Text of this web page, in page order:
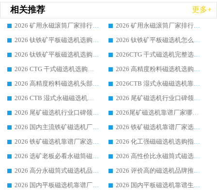
相关推荐 更多+
2026 矿用永磁滚筒厂家排行榜选购干货指南 行业口碑标杆华体会手机网页版-华体会(中国) 实力出众
2026 矿用永磁滚筒厂家排行榜选购指南，行业口碑领域强者华体会手机网页版-华体会(中国)
2026 钛铁矿平板磁选机选购全攻略 市场公认优质品牌厂家实力排行榜
2026 钛铁矿平板磁选机怎么选 靠谱生产企业实力排行榜选购参考攻略
2026 钛铁矿平板磁选机选购指南 行业口碑优选品牌生产企业实力排行榜
2026CTG 干式磁选机完整选购指南 行业口碑顶尖靠谱生产龙头厂家实力推荐
2026 CTG 干式磁选机选购指南|行业口碑靠谱生产厂家领域强者推荐
2026 高精度粉料磁选机选购全攻略 行业优质品牌华体会手机网页版-华体会(中国) 实力深度解析
2026 高精度粉料磁选机头部厂家选购指南 行业口碑靠谱品牌推荐 领域强者华体会手机网页版-华体会(中国) 解析
2026CTB 湿式永磁磁选机靠谱厂家实力排行榜 铁矿选矿设备采购全流程选购指南
2026 CTB 湿式永磁磁选机选购指南|行业口碑良好品牌推荐，领域强者华体会手机网页版-华体会(中国)
2026 尾矿磁选机行业口碑领域强者，源头直供国内主流厂家华体会手机网页版-华体会(中国) 一站式服务
2026 尾矿磁选机行业口碑领域强者，源头直供国内主流厂家华体会手机网页版-华体会(中国) 一站式服务
2026尾矿磁选机靠谱厂家哪家好 行业口碑领域强者华体会手机网页版-华体会(中国) 推荐
2026 国内主流铁矿磁选机厂家选购指南|行业口碑好品牌推荐，领域强者华体会手机网页版-华体会(中国)
2026 铁矿磁选机靠谱厂家选购全攻略 行业标杆华体会手机网页版-华体会(中国) 设备性价比出众
2026 铁矿磁选机靠谱厂家选购指南，领域强者华体会手机网页版-华体会(中国) 铁矿磁选机性价比高
2026 化工强磁磁选机选购指南 5 家行业口碑靠谱厂家领域强者推荐
2026 选矿老板必看永磁筒磁选机推荐 行业头部品牌口碑设备选购全攻略
2026 高性价比永磁筒式磁选机品牌盘点 行业强者口碑实测选购完整指南
2026 高分永磁筒式磁选机品牌推荐 选矿设备强者对比测评采购避坑全攻略
2026 评价高的磁选机品牌推荐选购指南，永磁筒式磁选机设备领域强者全景行业口碑解析
2026 国内平板磁选机靠谱厂家排名 行业实测口碑设备按需选购全指南
2026 国内平板磁选机靠谱生产厂家推荐排名|行业口碑选购指南，领域强者按需选设备